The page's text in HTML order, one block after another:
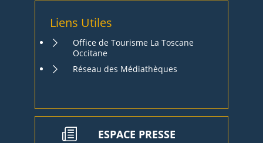
Liens Utiles
Office de Tourisme La Toscane
Occitane
Réseau des Médiathèques
ESPACE PRESSE